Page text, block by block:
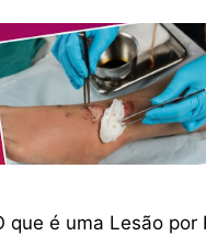
que é uma Lesão